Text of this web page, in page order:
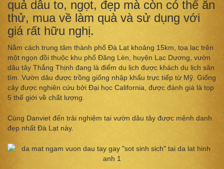
quả dâu to, ngọt, đẹp mà còn có thể ăn
thử, mua về làm quà và sử dụng với
giá rất hữu nghị.
​​​​​​Nằm cách trung tâm thành phố Đà Lạt khoảng 15km, tọa lạc trên
một ngọn đồi thuộc khu phố Đăng Lèn, huyện Lạc Dương, vườn
dâu tây Thắng Thịnh đang là điểm du lịch được khách du lịch săn
tìm. Vườn dâu được trồng giống nhập khẩu trực tiếp từ Mỹ. Giống
cây được nghiên cứu bởi Đại học California, được đánh giá là top
5 thế giới về chất lượng.
Cùng Danviet đến trải nghiệm tại vườn dâu tây được mệnh danh
đẹp nhất Đà Lạt này.